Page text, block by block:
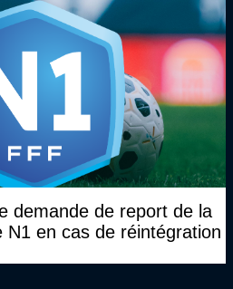
demande de report de la
N1 en cas de réintégration